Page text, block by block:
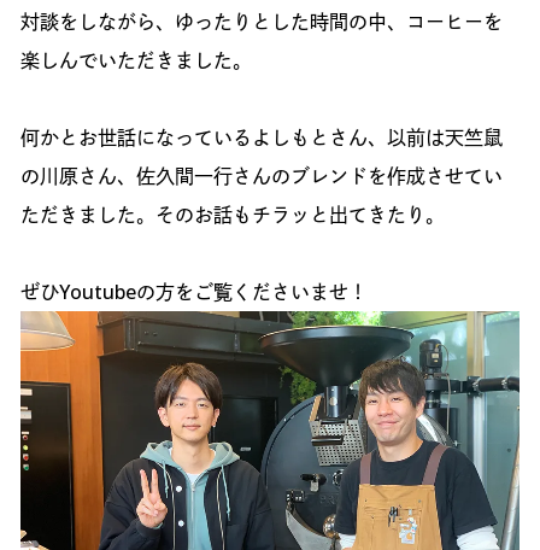
対談をしながら、ゆったりとした時間の中、コーヒーを
楽しんでいただきました。
何かとお世話になっているよしもとさん、以前は天竺鼠
の川原さん、佐久間一行さんのブレンドを作成させてい
ただきました。そのお話もチラッと出てきたり。
ぜひYoutubeの方をご覧くださいませ！